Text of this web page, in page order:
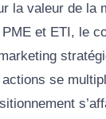
la valeur de la
et ETI, le
se